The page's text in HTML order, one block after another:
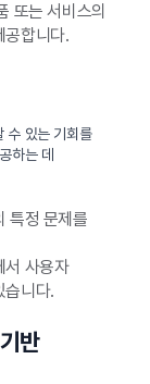
또는 서비스의
공합니다.
수 있는 기회를
하는 데
특정 문제를
서 사용자
습니다.
반